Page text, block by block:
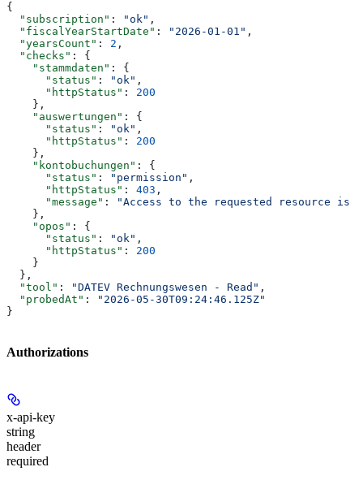
{
  "subscription"
: "ok" ,
  "fiscalYearStartDate"
: "2026-01-01" ,
  "yearsCount"
: 2 ,
  "checks"
: {
    "stammdaten"
: {
      "status"
: "ok" ,
      "httpStatus"
: 200
    },
    "auswertungen"
: {
      "status"
: "ok" ,
      "httpStatus"
: 200
    },
    "kontobuchungen"
: {
      "status"
: "permission" ,
      "httpStatus"
: 403 ,
      "message"
:
"Access to the requested resource is
    },
    "opos"
: {
      "status"
: "ok" ,
      "httpStatus"
: 200
    }
  },
  "tool"
: "DATEV Rechnungswesen - Read" ,
  "probedAt"
:
"2026-05-30T09:24:46.125Z"
}
Authorizations
x-api-key
string
header
required